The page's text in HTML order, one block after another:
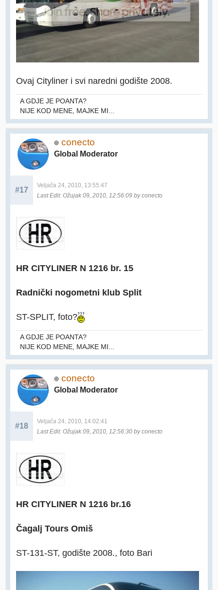
Ovaj Cityliner i svi naredni godište 2008.
A GDJE JE POANTA?
NIJE KOD MENE, MAJKE MI...
conecto
Global Moderator
#17
Veljača 24, 2010, 13:55:47
Last Edit: Ožujak 09, 2010, 12:56:09 by conecto
HR CITYLINER N 1216 br. 15
Radnički nogometni klub Split
ST-SPLIT, foto?
A GDJE JE POANTA?
NIJE KOD MENE, MAJKE MI...
conecto
Global Moderator
#18
Veljača 24, 2010, 14:02:41
Last Edit: Ožujak 09, 2010, 12:56:30 by conecto
HR CITYLINER N 1216 br.16
Čagalj Tours Omiš
ST-131-ST, godište 2008., foto Bari